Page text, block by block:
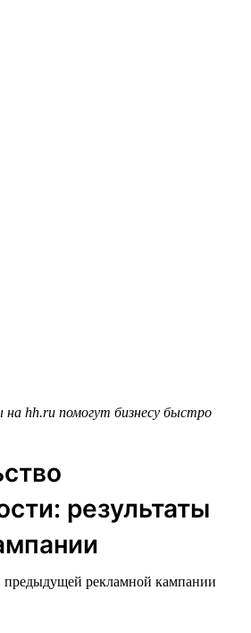
hh.ru помогут бизнесу быстро
результаты
рекламной кампании